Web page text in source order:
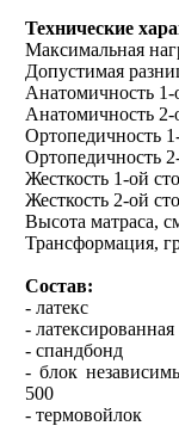
Технические
Максимальная
Допустимая
Анатомичность
Анатомичность
Ортопедичность
Ортопедичность
Жесткость 1-ой
Жесткость 2-ой
Высота матраса,
Трансформация,
Состав:
- латекс
-
- спандбонд
- блок
500
- термовойлок